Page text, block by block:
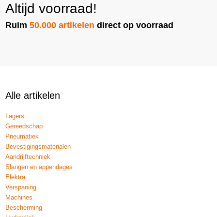
Altijd voorraad!
Ruim50.000 artikelen direct op voorraad
Alle artikelen
Lagers
Gereedschap
Pneumatiek
Bevestigingsmaterialen
Aandrijftechniek
Slangen en appendages
Elektra
Verspaning
Machines
Bescherming